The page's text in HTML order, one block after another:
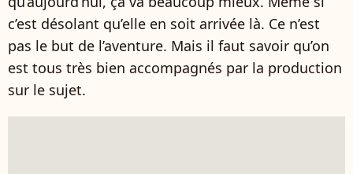
c’est désolant qu’elle en soit arrivée là. Ce n’est
pas le but de l’aventure. Mais il faut savoir qu’on
est tous très bien accompagnés par la production
sur le sujet.